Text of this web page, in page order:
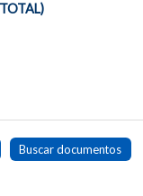
Buscar documentos